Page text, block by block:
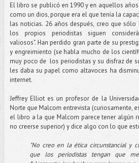
El libro se publicó en 1990 y en aquellos
como un dios, porque era el que tenía la
las noticias. 26 años después, creo que
los propios periodistas siguen
valiosos". Han perdido gran parte de su
y engreimiento (se habla mucho de los
muy poco de los periodistas y su disfraz de
les daba su papel como altavoces ha
internet.
Jeffrey Elliot es un profesor de la
Norte que Malcom entrevista (curiosamente,
el libro a la que Malcom parece tener algún
no creerse superior) y dice algo con lo que
"No creo en la ética circunstancial y
que los periodistas tengan que